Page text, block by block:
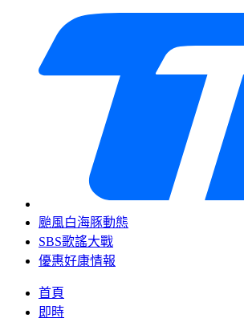
颱風白海豚動態
SBS歌謠大戰
優惠好康情報
首頁
即時